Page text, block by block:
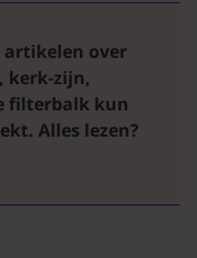
artikelen over
kerk-zijn,
filterbalk kun
Alles lezen?